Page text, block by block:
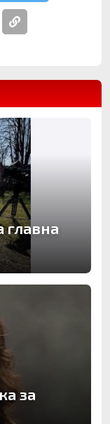
главна
за